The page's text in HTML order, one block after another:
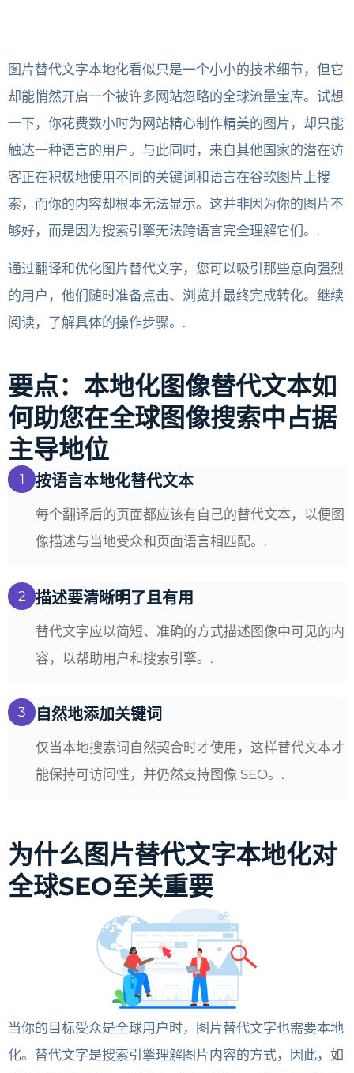
图片替代文字本地化看似只是一个小小的技术细节，但它
却能悄然开启一个被许多网站忽略的全球流量宝库。试想
一下，你花费数小时为网站精心制作精美的图片，却只能
触达一种语言的用户。与此同时，来自其他国家的潜在访
客正在积极地使用不同的关键词和语言在谷歌图片上搜
索，而你的内容却根本无法显示。这并非因为你的图片不
够好，而是因为搜索引擎无法跨语言完全理解它们。.
通过翻译和优化图片替代文字，您可以吸引那些意向强烈
的用户，他们随时准备点击、浏览并最终完成转化。继续
阅读，了解具体的操作步骤。.
要点：本地化图像替代文本如
何助您在全球图像搜索中占据
主导地位
1 按语言本地化替代文本
每个翻译后的页面都应该有自己的替代文本，以便图
像描述与当地受众和页面语言相匹配。.
2 描述要清晰明了且有用
替代文字应以简短、准确的方式描述图像中可见的内
容，以帮助用户和搜索引擎。.
3 自然地添加关键词
仅当本地搜索词自然契合时才使用，这样替代文本才
能保持可访问性，并仍然支持图像 SEO。.
为什么图片替代文字本地化对
全球SEO至关重要
当你的目标受众是全球用户时，图片替代文字也需要本地
化。替代文字是搜索引擎理解图片内容的方式，因此，如